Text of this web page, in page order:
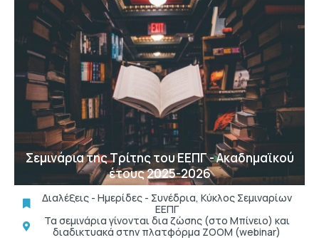
t
Σεμινάρια της Τρίτης του ΕΕΠΓ - Ακαδημαϊκού
έτους 2025-2026
Διαλέξεις - Ημερίδες - Συνέδρια, Κύκλος Σεμιναρίων
ΕΕΠΓ
Τα σεμινάρια γίνονται δια ζώσης (στο Μπίνειο) και
διαδικτυακά στην πλατφόρμα ZOOM (webinar)